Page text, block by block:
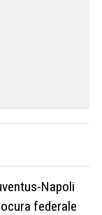
Napoli
federale